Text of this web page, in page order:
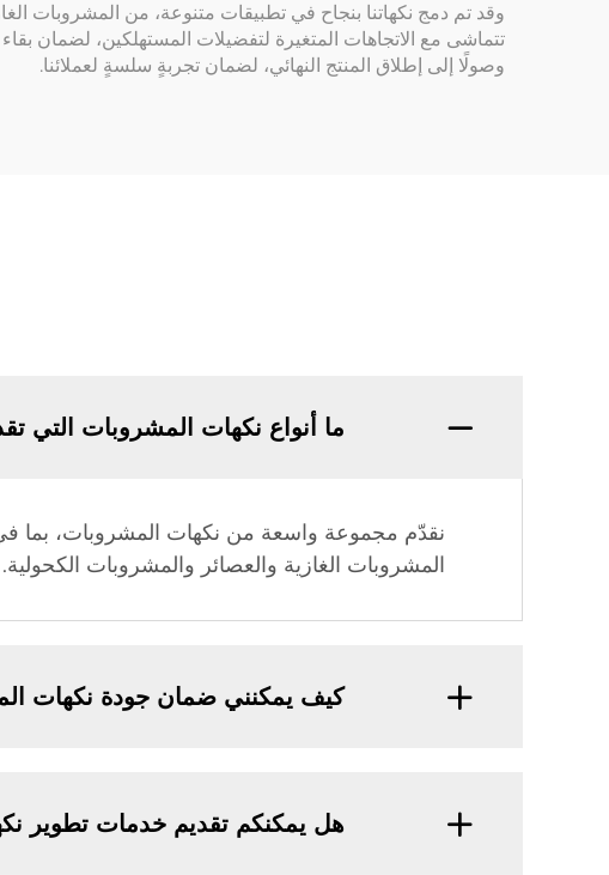
وقد تم دمج نكهاتنا بنجاح في تطبيقات متنوعة، من المشروبات
تتماشى مع الاتجاهات المتغيرة لتفضيلات المستهلكين، لضمان
وصولًا إلى إطلاق المنتج النهائي، لضمان تجربةٍ سلسةٍ لعملائنا.
ما أنواع نكهات المشروبات التي
نقدّم مجموعة واسعة من نكهات المشروبات، بما
المشروبات الغازية والعصائر والمشروبات
كيف يمكنني ضمان جودة نكهات
هل يمكنكم تقديم خدمات تطوير